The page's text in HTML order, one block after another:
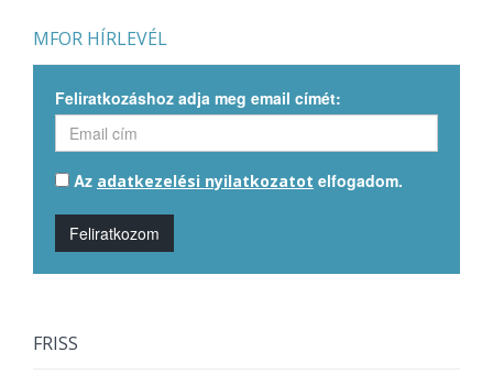
MFOR HÍRLEVÉL
Feliratkozáshoz adja meg email címét:
Az adatkezelési nyilatkozatot elfogadom.
Feliratkozom
FRISS